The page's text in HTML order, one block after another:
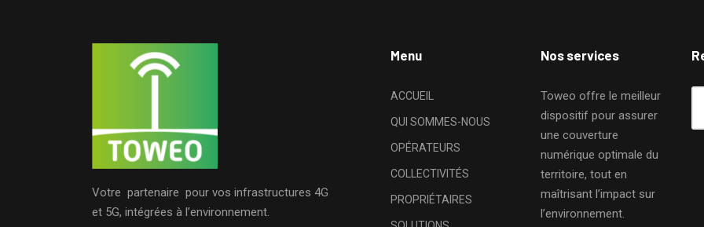
Votre partenaire pour vos infrastructures 4G
et 5G, intégrées à l’environnement.
Menu
ACCUEIL
QUI SOMMES-NOUS
OPÉRATEURS
COLLECTIVITÉS
PROPRIÉTAIRES
Nos services
Toweo offre le meilleur
dispositif pour assurer
une couverture
numérique optimale du
territoire, tout en
maîtrisant l’impact sur
l’environnement.